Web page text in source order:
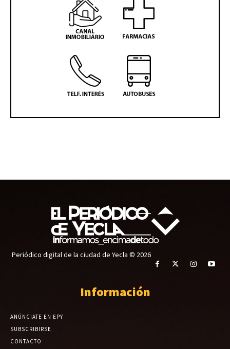
Periódico digital de la ciudad de Yecla © 2026
Información
ANÚNCIATE EN EPY
SUBSCRIBIRSE
CONTACTO